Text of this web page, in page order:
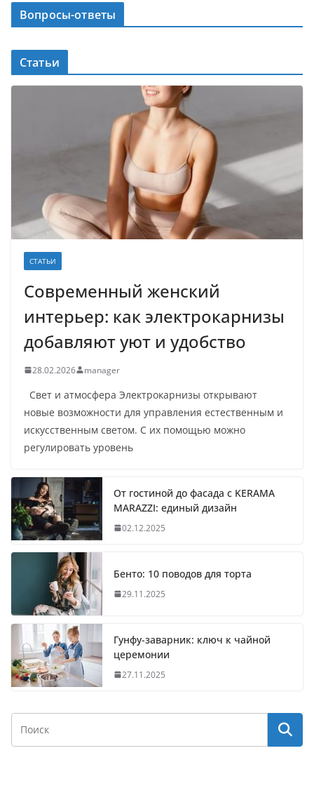
Вопросы-ответы
Статьи
СТАТЬИ
Современный женский
интерьер: как электрокарнизы
добавляют уют и удобство
28.02.2026 manager
Свет и атмосфера Электрокарнизы открывают
новые возможности для управления естественным и
искусственным светом. С их помощью можно
регулировать уровень
От гостиной до фасада с KERAMA
MARAZZI: единый дизайн
02.12.2025
Бенто: 10 поводов для торта
29.11.2025
Гунфу-заварник: ключ к чайной
церемонии
27.11.2025